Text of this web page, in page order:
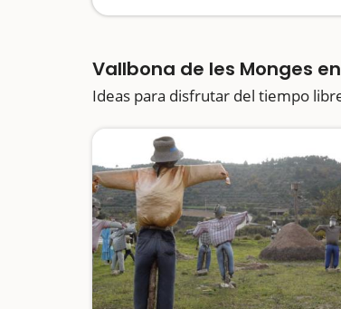
Vallbona de les Monges
Ideas para disfrutar del tiempo